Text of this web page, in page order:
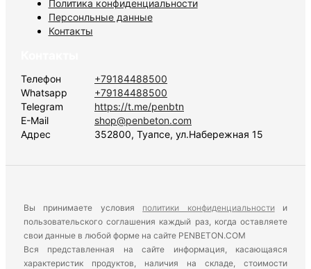
Политика конфиденциальности
Персонльные данные
Контакты
Телефон
+79184488500
Whatsapp
+79184488500
Telegram
https://t.me/penbtn
E-Mail
shop@penbeton.com
Адрес
352800, Туапсе, ул.Набережная 15
Вы принимаете условия политики конфиденциальностии
пользовательского соглашения каждый раз, когда оставляете
свои данные в любой форме на сайте PENBETON.COM
Вся представленная на сайте информация, касающаяся
характеристик продуктов, наличия на складе, стоимости